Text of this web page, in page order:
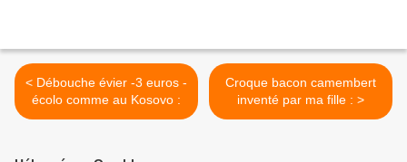
< Débouche évier -3 euros -
écolo comme au Kosovo :
Croque bacon camembert
inventé par ma fille : >